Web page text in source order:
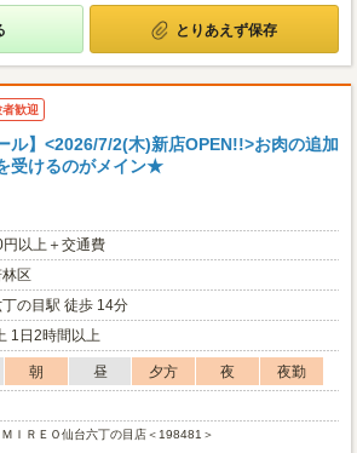
とりあえず保存
歓迎
ル】<2026/7/2(木)新店OPEN!!>お肉の追加
受けるのがメイン★
以上＋交通費
区
の目駅 徒歩 14分
1日2時間以上
朝 昼 夕方 夜
夜勤
ＩＲＥＯ仙台六丁の目店＜198481＞